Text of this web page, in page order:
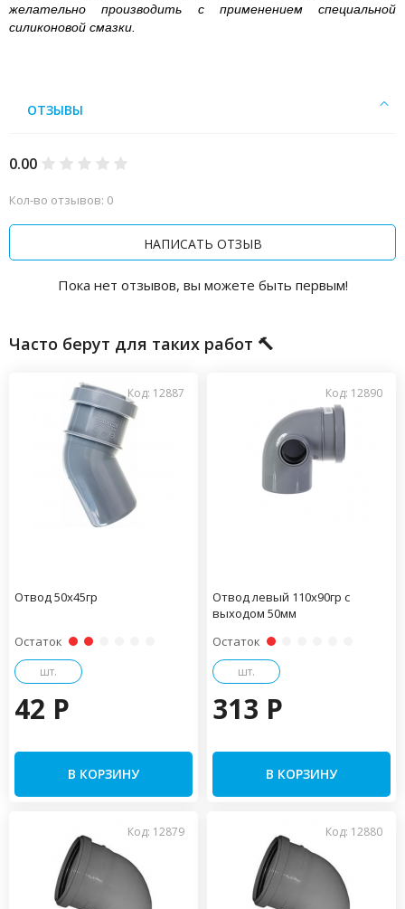
желательно производить с применением специальной
силиконовой смазки.
ОТЗЫВЫ
0.00
Кол-во отзывов: 0
НАПИСАТЬ ОТЗЫВ
Пока нет отзывов, вы можете быть первым!
Часто берут для таких работ 🔨
Код: 12887
Отвод 50х45гр
Остаток
шт.
42 P
В КОРЗИНУ
Код: 12890
Отвод левый 110х90гр с
выходом 50мм
Остаток
шт.
313 P
В КОРЗИНУ
Код: 12879 Код: 12880